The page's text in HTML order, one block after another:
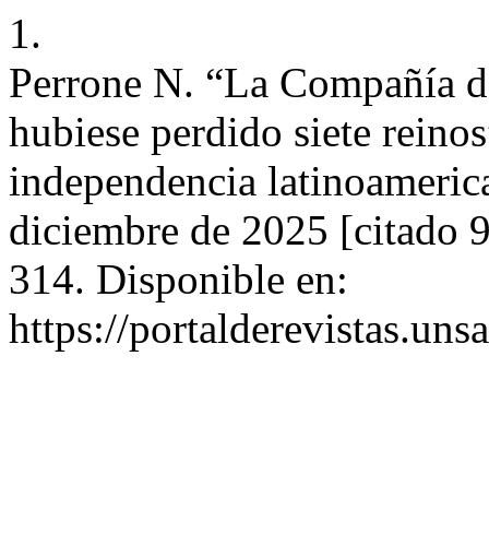
1.
Perrone N. “La Compañía
hubiese perdido siete
independencia
diciembre de 2025 [citado
314. Disponible en:
https://